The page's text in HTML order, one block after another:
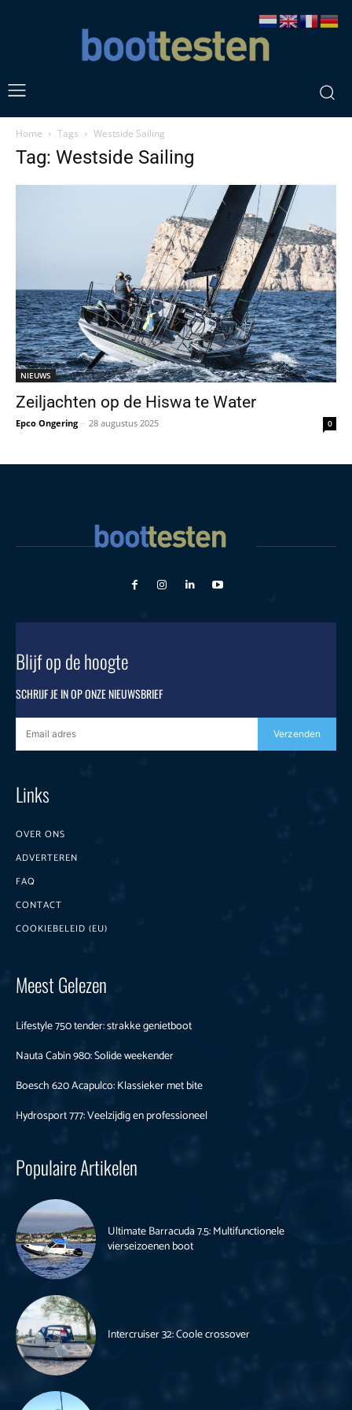
Home Tags Westside Sailing
Tag: Westside Sailing
NIEUWS
Zeiljachten op de Hiswa te Water
Epco Ongering - 28 augustus 2025 0
Blijf op de hoogte
SCHRIJF JE IN OP ONZE NIEUWSBRIEF
Verzenden
Links
OVER ONS
ADVERTEREN
FAQ
CONTACT
COOKIEBELEID (EU)
Meest Gelezen
Lifestyle 750 tender: strakke genietboot
Nauta Cabin 980: Solide weekender
Boesch 620 Acapulco: Klassieker met bite
Hydrosport 777: Veelzijdig en professioneel
Populaire Artikelen
Ultimate Barracuda 7.5: Multifunctionele
vierseizoenen boot
Intercruiser 32: Coole crossover